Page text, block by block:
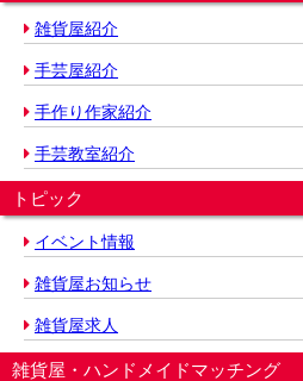
雑貨屋紹介
手芸屋紹介
手作り作家紹介
手芸教室紹介
トピック
イベント情報
雑貨屋お知らせ
雑貨屋求人
雑貨屋・ハンドメイドマッチング